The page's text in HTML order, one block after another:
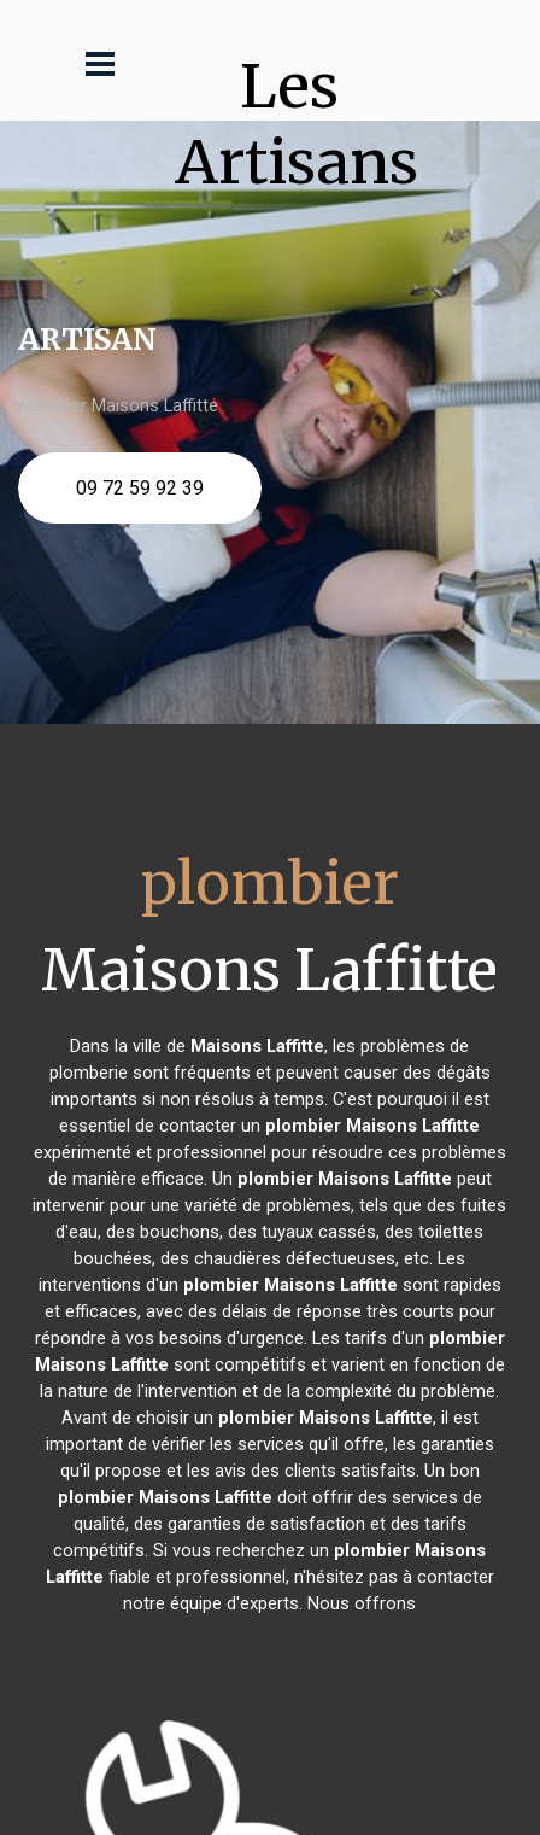
Les
Artisans
ARTISAN
plombier Maisons Laffitte
09 72 59 92 39
plombier
Maisons Laffitte
Dans la ville de Maisons Laffitte, les problèmes de
plomberie sont fréquents et peuvent causer des dégâts
importants si non résolus à temps. C'est pourquoi il est
essentiel de contacter un plombier Maisons Laffitte
expérimenté et professionnel pour résoudre ces problèmes
de manière efficace. Un plombier Maisons Laffitte peut
intervenir pour une variété de problèmes, tels que des fuites
d'eau, des bouchons, des tuyaux cassés, des toilettes
bouchées, des chaudières défectueuses, etc. Les
interventions d'un plombier Maisons Laffitte sont rapides
et efficaces, avec des délais de réponse très courts pour
répondre à vos besoins d'urgence. Les tarifs d'un plombier
Maisons Laffitte sont compétitifs et varient en fonction de
la nature de l'intervention et de la complexité du problème.
Avant de choisir un plombier Maisons Laffitte, il est
important de vérifier les services qu'il offre, les garanties
qu'il propose et les avis des clients satisfaits. Un bon
plombier Maisons Laffitte doit offrir des services de
qualité, des garanties de satisfaction et des tarifs
compétitifs. Si vous recherchez un plombier Maisons
Laffitte fiable et professionnel, n'hésitez pas à contacter
notre équipe d'experts. Nous offrons